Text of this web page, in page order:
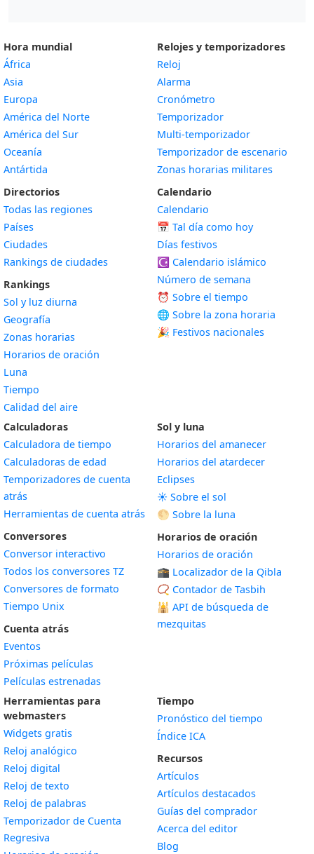
Hora mundial
África
Asia
Europa
América del Norte
América del Sur
Oceanía
Antártida
Directorios
Todas las regiones
Países
Ciudades
Rankings de ciudades
Rankings
Sol y luz diurna
Geografía
Zonas horarias
Horarios de oración
Luna
Tiempo
Calidad del aire
Relojes y temporizadores
Reloj
Alarma
Cronómetro
Temporizador
Multi-temporizador
Temporizador de escenario
Zonas horarias militares
Calendario
Calendario
📅 Tal día como hoy
Días festivos
☪️ Calendario islámico
Número de semana
⏰ Sobre el tiempo
🌐 Sobre la zona horaria
🎉 Festivos nacionales
Calculadoras
Calculadora de tiempo
Calculadoras de edad
Temporizadores de cuenta
atrás
Herramientas de cuenta atrás
Conversores
Conversor interactivo
Todos los conversores TZ
Conversores de formato
Tiempo Unix
Cuenta atrás
Eventos
Próximas películas
Películas estrenadas
Sol y luna
Horarios del amanecer
Horarios del atardecer
Eclipses
☀️ Sobre el sol
🌕 Sobre la luna
Horarios de oración
Horarios de oración
🕋 Localizador de la Qibla
📿 Contador de Tasbih
🕌 API de búsqueda de
mezquitas
Herramientas para
webmasters
Widgets gratis
Reloj analógico
Reloj digital
Reloj de texto
Reloj de palabras
Temporizador de Cuenta
Regresiva
Tiempo
Pronóstico del tiempo
Índice ICA
Recursos
Artículos
Artículos destacados
Guías del comprador
Acerca del editor
Blog